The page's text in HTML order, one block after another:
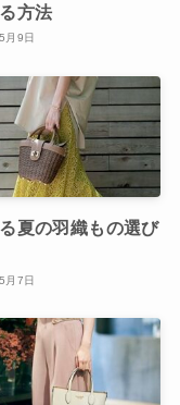
方法
月9日
夏の羽織もの選び
月7日